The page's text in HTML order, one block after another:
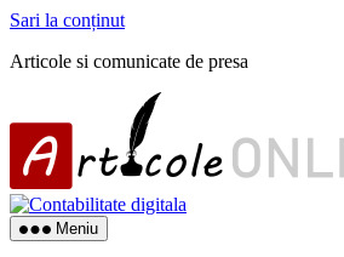
Sari la conținut
Articole si comunicate de presa
Meniu